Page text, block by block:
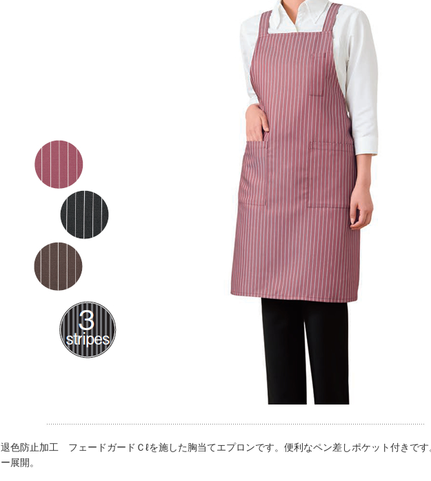
退色防止加工 フェードガードＣℓを施した胸当てエプロンです。便利なペン差しポケット付きです
ー展開。